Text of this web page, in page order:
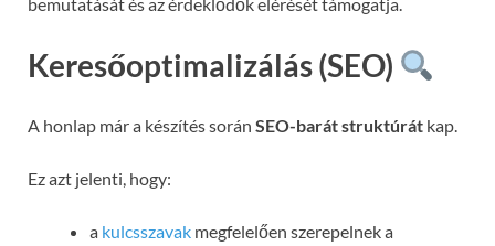
Keresőoptimalizálás (SEO)
A honlap már a készítés során SEO-barát struktúrát kap.
Ez azt jelenti, hogy:
a kulcsszavak megfelelően szerepelnek a